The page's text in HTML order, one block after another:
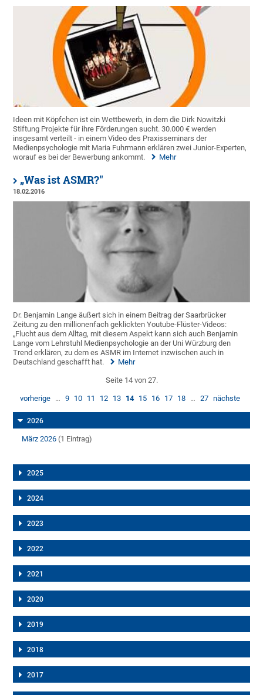
Ideen mit Köpfchen ist ein Wettbewerb, in dem die Dirk Nowitzki
Stiftung Projekte für ihre Förderungen sucht. 30.000 € werden
insgesamt verteilt - in einem Video des Praxisseminars der
Medienpsychologie mit Maria Fuhrmann erklären zwei Junior-Experten,
worauf es bei der Bewerbung ankommt.
Mehr
„Was ist ASMR?"
18.02.2016
Dr. Benjamin Lange äußert sich in einem Beitrag der Saarbrücker
Zeitung zu den millionenfach geklickten Youtube-Flüster-Videos:
„Flucht aus dem Alltag, mit diesem Aspekt kann sich auch Benjamin
Lange vom Lehrstuhl Medienpsychologie an der Uni Würzburg den
Trend erklären, zu dem es ASMR im Internet inzwischen auch in
Deutschland geschafft hat.
Mehr
Seite 14 von 27.
vorherige … 9 10 11 12 13 14 15 16 17 18 … 27 nächste
2026
März 2026 (1 Eintrag)
2025
2024
2023
2022
2021
2020
2019
2018
2017